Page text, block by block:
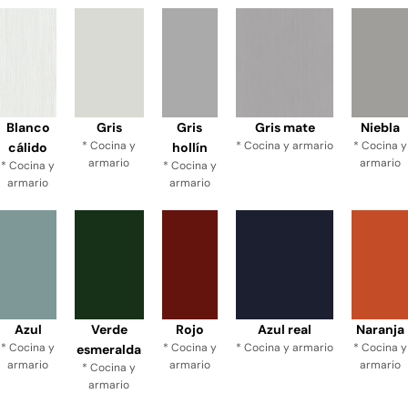
Blanco
cálido
* Cocina y
armario
Gris
* Cocina y
armario
Gris
hollín
* Cocina y
armario
Gris mate
* Cocina y armario
Niebla
* Cocina y
armario
Azul
* Cocina y
armario
Verde
esmeralda
* Cocina y
armario
Rojo
* Cocina y
armario
Azul real
* Cocina y armario
Naranja
* Cocina y
armario